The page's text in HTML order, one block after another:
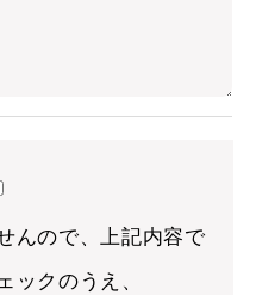
んので、上記内容で
ックのうえ、